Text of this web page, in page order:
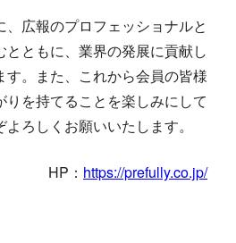
広報のプロフェッショナルと
とともに、業界の発展に貢献し
す。また、これから会員の皆様
りを持てることを楽しみにして
ろしくお願いいたします。
HP： https://prefully.co.jp/